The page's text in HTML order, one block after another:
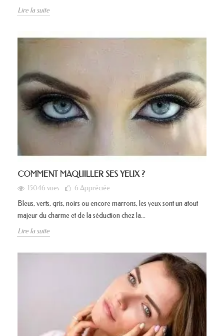
Lire la suite
COMMENT MAQUILLER SES YEUX ?
15046 vues 6 Appréciée
Bleus, verts, gris, noirs ou encore marrons, les yeux sont un atout
majeur du charme et de la séduction chez la...
Lire la suite